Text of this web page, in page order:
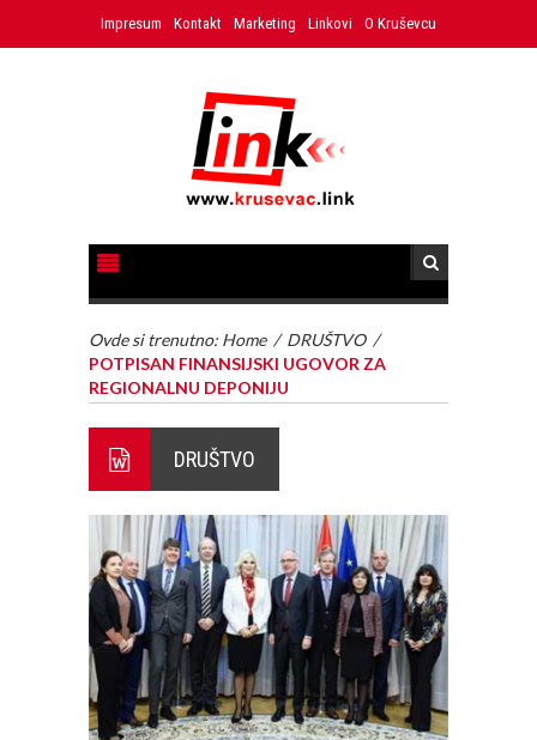
Impresum Kontakt Marketing Linkovi O Kruševcu
Ovde si trenutno: Home / DRUŠTVO /
POTPISAN FINANSIJSKI UGOVOR ZA
REGIONALNU DEPONIJU
DRUŠTVO